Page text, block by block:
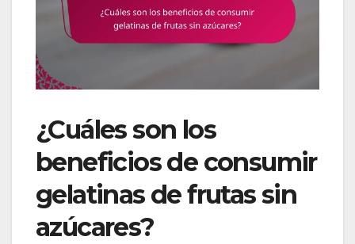
¿Cuáles son los
beneficios de consumir
gelatinas de frutas sin
azúcares?